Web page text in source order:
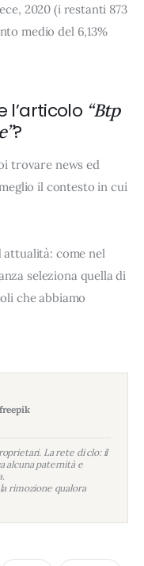
2020 (i restanti 873
medio del 6,13%
l’articolo “Btp
?
trovare news ed
il contesto in cui
attualità: come nel
seleziona quella di
che abbiamo
freepik
La rete di clo: il
alcuna paternità e
rimozione qualora